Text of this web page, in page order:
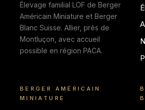
Élevage familial LOF de Berger
Américain Miniature et Berger
Blanc Suisse. Allier, près de
Montluçon, avec accueil
possible en région PACA.
BERGER AMÉRICAIN
MINIATURE